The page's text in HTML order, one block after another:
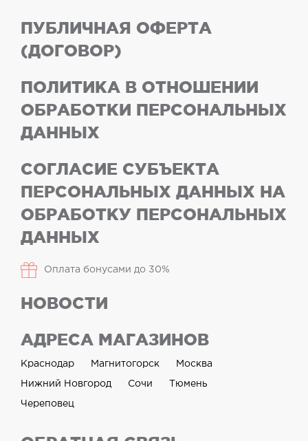
ПУБЛИЧНАЯ ОФЕРТА
(ДОГОВОР)
ПОЛИТИКА В ОТНОШЕНИИ
ОБРАБОТКИ ПЕРСОНАЛЬНЫХ
ДАННЫХ
СОГЛАСИЕ СУБЪЕКТА
ПЕРСОНАЛЬНЫХ ДАННЫХ НА
ОБРАБОТКУ ПЕРСОНАЛЬНЫХ
ДАННЫХ
Оплата бонусами до 30%
НОВОСТИ
АДРЕСА МАГАЗИНОВ
Краснодар Магнитогорск Москва
Нижний Новгород Сочи Тюмень
Череповец